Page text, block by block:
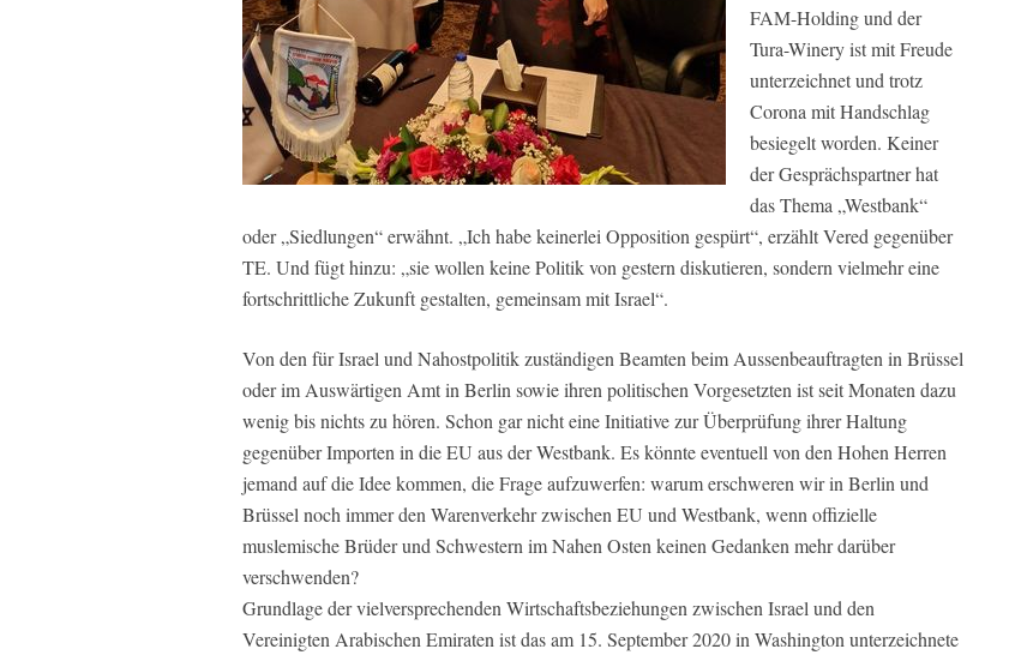
FAM-Holding und der
Tura-Winery ist mit Freude
unterzeichnet und trotz
Corona mit Handschlag
besiegelt worden. Keiner
der Gesprächspartner hat
das Thema „Westbank“
oder „Siedlungen“ erwähnt. „Ich habe keinerlei Opposition gespürt“, erzählt Vered gegenüber
TE. Und fügt hinzu: „sie wollen keine Politik von gestern diskutieren, sondern vielmehr eine
fortschrittliche Zukunft gestalten, gemeinsam mit Israel“.
Von den für Israel und Nahostpolitik zuständigen Beamten beim Aussenbeauftragten in Brüssel
oder im Auswärtigen Amt in Berlin sowie ihren politischen Vorgesetzten ist seit Monaten dazu
wenig bis nichts zu hören. Schon gar nicht eine Initiative zur Überprüfung ihrer Haltung
gegenüber Importen in die EU aus der Westbank. Es könnte eventuell von den Hohen Herren
jemand auf die Idee kommen, die Frage aufzuwerfen: warum erschweren wir in Berlin und
Brüssel noch immer den Warenverkehr zwischen EU und Westbank, wenn offizielle
muslemische Brüder und Schwestern im Nahen Osten keinen Gedanken mehr darüber
verschwenden?
Grundlage der vielversprechenden Wirtschaftsbeziehungen zwischen Israel und den
Vereinigten Arabischen Emiraten ist das am 15. September 2020 in Washington unterzeichnete